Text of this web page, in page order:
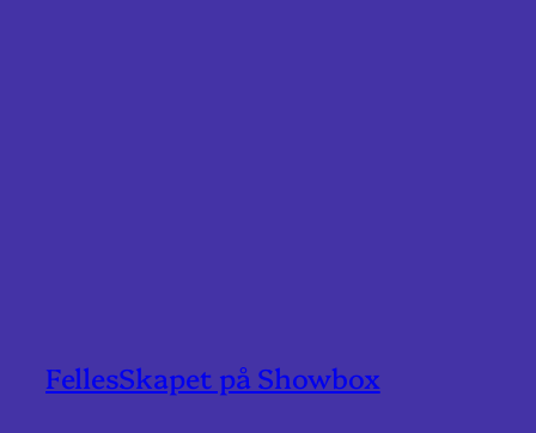
FellesSkapet på Showbox